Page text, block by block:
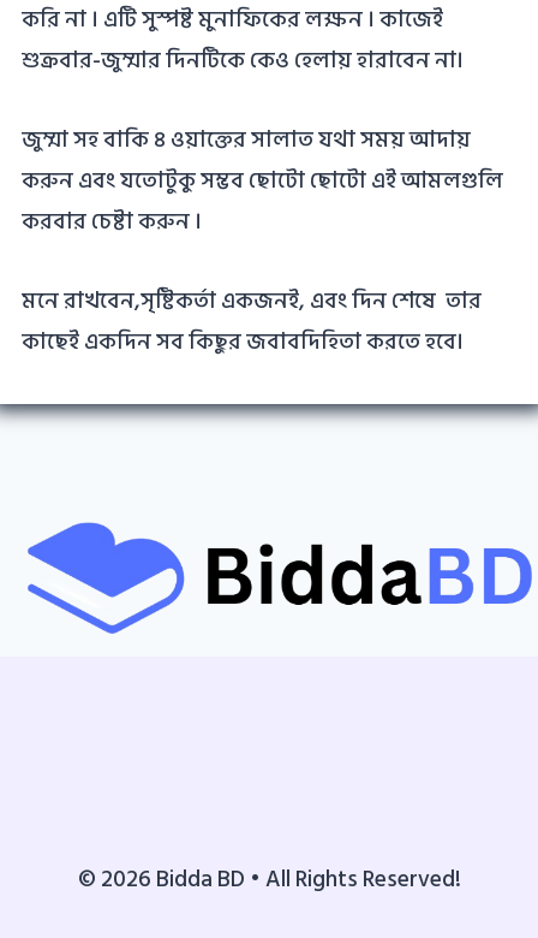
করি না । এটি সুস্পষ্ট মুনাফিকের লক্ষন । কাজেই
শুক্রবার-জুম্মার দিনটিকে কেও হেলায় হারাবেন না।
জুম্মা সহ বাকি ৪ ওয়াক্তের সালাত যথা সময় আদায়
করুন এবং যতোটুকু সম্ভব ছোটো ছোটো এই আমলগুলি
করবার চেষ্টা করুন ।
মনে রাখবেন,সৃষ্টিকর্তা একজনই, এবং দিন শেষে তার
কাছেই একদিন সব কিছুর জবাবদিহিতা করতে হবে।
© 2026 Bidda BD • All Rights Reserved!